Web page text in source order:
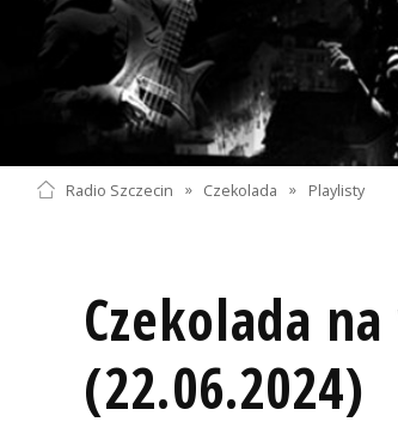
Radio Szczecin » Czekolada » Playlisty
Czekolada
(22.06.2024)